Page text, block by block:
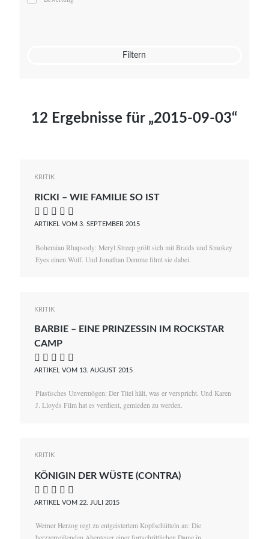
Mato von Vogelstein
Filtern
12 Ergebnisse für „2015-09-03“
KRITIK
RICKI – WIE FAMILIE SO IST
    
ARTIKEL VOM 3. SEPTEMBER 2015
Bohemian Rhapsody: Meryl Streep grölt sich mit Braids und Smokey
Eyes einen Wolf. Und Jonathan Demme filmt sie dabei.
KRITIK
BARBIE – EINE PRINZESSIN IM ROCKSTAR
CAMP
    
ARTIKEL VOM 13. AUGUST 2015
Plastisches Unvermögen: Der Titel hält, was er verspricht. Und Karen
J. Lloyds Film hat es verdient, gemieden zu werden.
KRITIK
KÖNIGIN DER WÜSTE (CONTRA)
    
ARTIKEL VOM 22. JULI 2015
Werner Herzog regt zu entgeistertem Kopfschütteln an: Die